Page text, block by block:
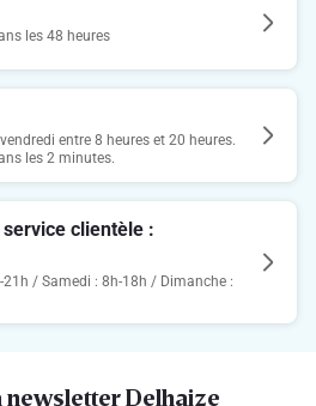
les 48 heures
entre 8 heures et 20 heures.
les 2 minutes.
clientèle :
21h / Samedi : 8h-18h / Dimanche :
Delhaize